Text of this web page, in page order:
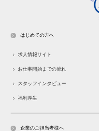
はじめての方へ
求人情報サイト
お仕事開始までの流れ
スタッフインタビュー
福利厚生
企業のご担当者様へ